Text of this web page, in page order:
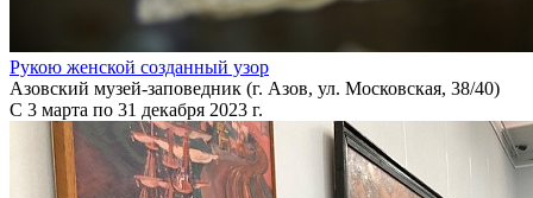
Рукою женской созданный узор
Азовский музей-заповедник (г. Азов, ул. Московская, 38/40)
С 3 марта по 31 декабря 2023 г.